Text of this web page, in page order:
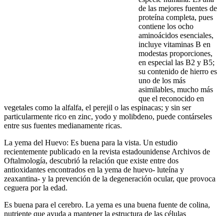
de las mejores fuentes de
proteína completa, pues
contiene los ocho
aminoácidos esenciales,
incluye vitaminas B en
modestas proporciones,
en especial las B2 y B5;
su contenido de hierro es
uno de los más
asimilables, mucho más
que el reconocido en
vegetales como la alfalfa, el perejil o las espinacas; y sin ser
particularmente rico en zinc, yodo y molibdeno, puede contárseles
entre sus fuentes medianamente ricas.
La yema del Huevo: Es buena para la vista. Un estudio
recientemente publicado en la revista estadounidense Archivos de
Oftalmología, descubrió la relación que existe entre dos
antioxidantes encontrados en la yema de huevo- luteína y
zeaxantina- y la prevención de la degeneración ocular, que provoca
ceguera por la edad.
Es buena para el cerebro. La yema es una buena fuente de colina,
nutriente que ayuda a mantener la estructura de las células